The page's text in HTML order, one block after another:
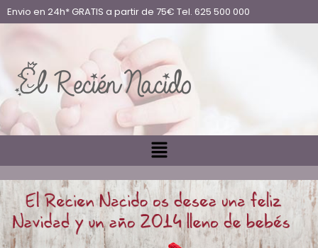
Envio en 24h* GRATIS a partir de 75€ Tel. 625 500 000